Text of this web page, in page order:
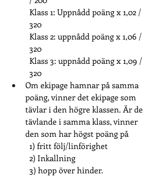
Klass 1: Uppnådd poäng x 1,02 /
320
Klass 2: uppnådd poäng x 1,06 /
320
Klass 3: uppnådd poäng x 1,09 /
320
Om ekipage hamnar på samma
poäng, vinner det ekipage som
tävlar i den högre klassen. Är de
tävlande i samma klass, vinner
den som har högst poäng på
1) fritt följ/linförighet
2) Inkallning
3) hopp över hinder.